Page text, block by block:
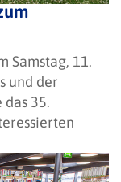
Samstag, 11.
und der
35.